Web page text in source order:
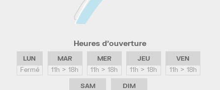
Heures d’ouverture
LUN
Fermé
MAR
11h > 18h
MER
11h > 18h
JEU
11h > 18h
VEN
11h > 18h
SAM
DIM